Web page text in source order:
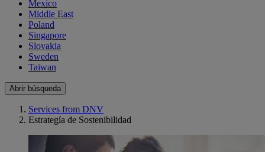
Mexico
Middle East
Poland
Singapore
Slovakia
Sweden
Taiwan
Abrir búsqueda
Services from DNV
Estrategía de Sostenibilidad